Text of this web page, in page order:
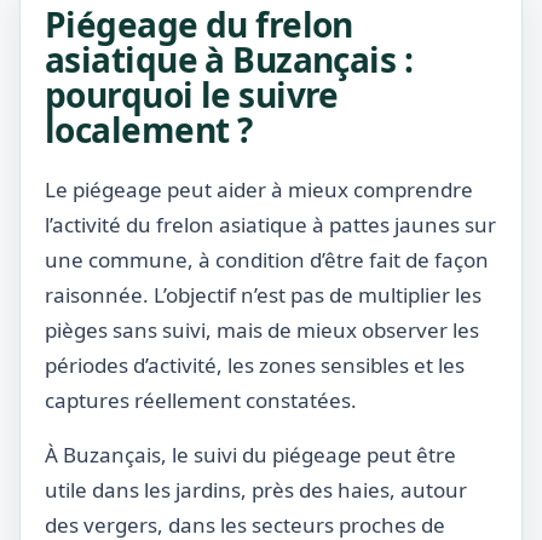
Piégeage du frelon
asiatique à Buzançais :
pourquoi le suivre
localement ?
Le piégeage peut aider à mieux comprendre
l’activité du frelon asiatique à pattes jaunes sur
une commune, à condition d’être fait de façon
raisonnée. L’objectif n’est pas de multiplier les
pièges sans suivi, mais de mieux observer les
périodes d’activité, les zones sensibles et les
captures réellement constatées.
À Buzançais, le suivi du piégeage peut être
utile dans les jardins, près des haies, autour
des vergers, dans les secteurs proches de